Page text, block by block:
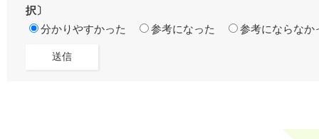
択〕
分かりやすかった
参考になった 参考にならなか